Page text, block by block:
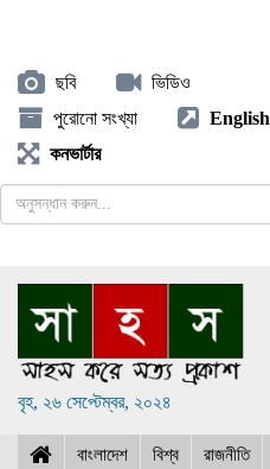
ছবি
ভিডিও
পুরোনো সংখ্যা
English
কনভার্টার
বৃহ, ২৬ সেপ্টেম্বর, ২০২৪
বাংলাদেশ বিশ্ব রাজনীতি